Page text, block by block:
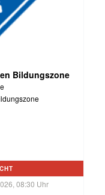
Bildungszone
08:30 Uhr